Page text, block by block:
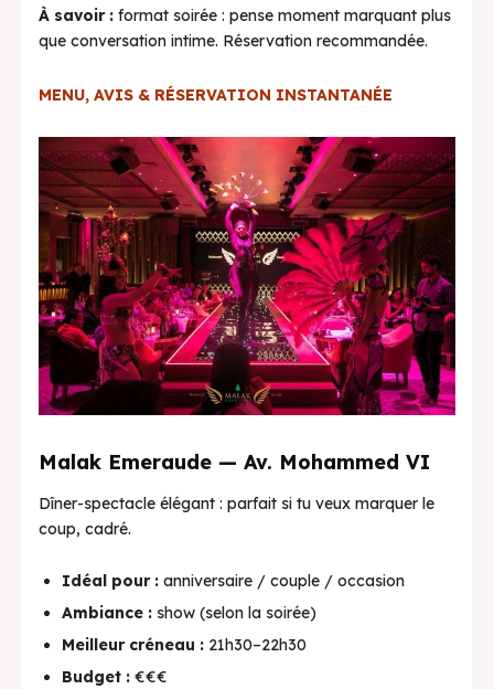
À savoir : format soirée : pense moment marquant plus
que conversation intime. Réservation recommandée.
MENU, AVIS & RÉSERVATION INSTANTANÉE
Malak Emeraude — Av. Mohammed VI
Dîner-spectacle élégant : parfait si tu veux marquer le
coup, cadré.
Idéal pour : anniversaire / couple / occasion
Ambiance : show (selon la soirée)
Meilleur créneau : 21h30–22h30
Budget : €€€